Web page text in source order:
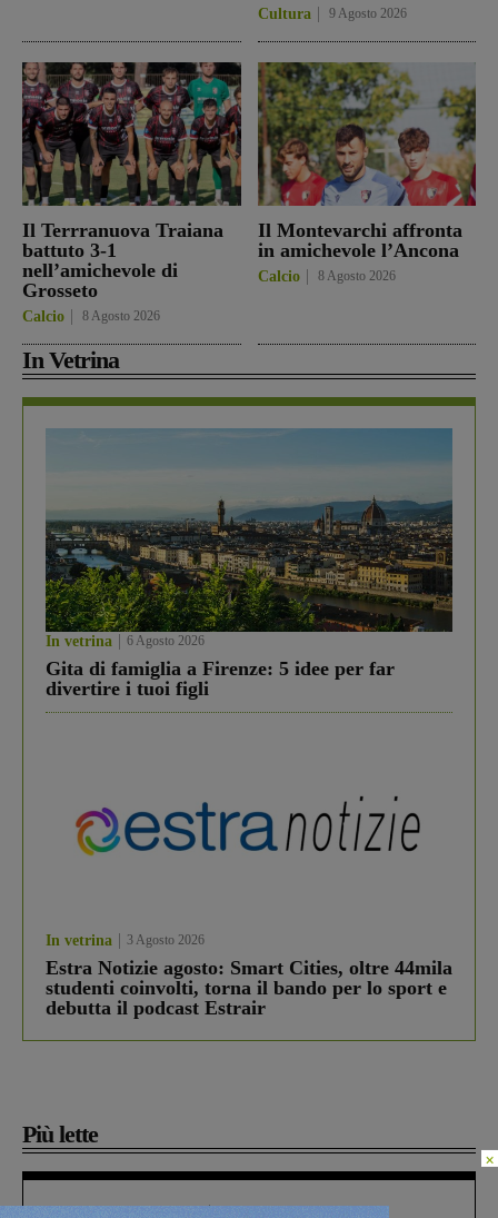
Cultura 9 Agosto 2026
Il Terrranuova Traiana
battuto 3-1
nell’amichevole di
Grosseto
Calcio 8 Agosto 2026
Il Montevarchi affronta
in amichevole l’Ancona
Calcio 8 Agosto 2026
In Vetrina
In vetrina 6 Agosto 2026
Gita di famiglia a Firenze: 5 idee per far
divertire i tuoi figli
In vetrina 3 Agosto 2026
Estra Notizie agosto: Smart Cities, oltre 44mila
studenti coinvolti, torna il bando per lo sport e
debutta il podcast Estrair
Più lette
×